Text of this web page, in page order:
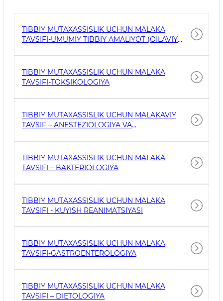
TIBBIY MUTAXASSISLIK UCHUN MALAKA
TAVSIFI-UMUMIY TIBBIY AMALIYOT (OILAVIY
TIBBIY MUTAXASSISLIK UCHUN MALAKA
TAVSIFI-TOKSIKOLOGIYA
TIBBIY MUTAXASSISLIK UCHUN MALAKAVIY
TAVSIF – ANESTEZIOLOGIYA VA
TIBBIY MUTAXASSISLIK UCHUN MALAKA
TAVSIFI – BAKTERIOLOGIYA
TIBBIY MUTAXASSISLIK UCHUN MALAKA
TAVSIFI - KUYISH REANIMATSIYASI
TIBBIY MUTAXASSISLIK UCHUN MALAKA
TAVSIFI-GASTROENTEROLOGIYA
TIBBIY MUTAXASSISLIK UCHUN MALAKA
TAVSIFI – DIETOLOGIYA